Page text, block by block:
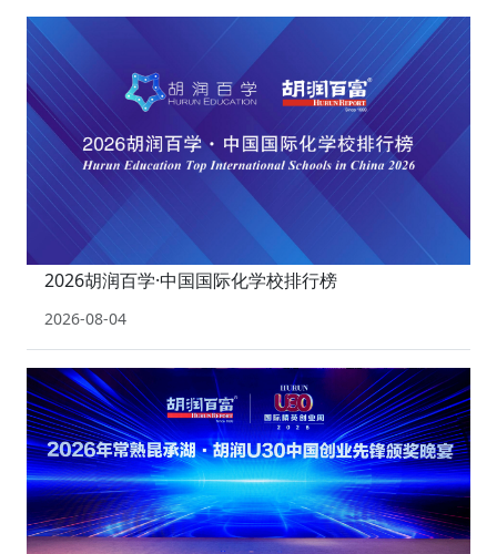
2026胡润百学·中国国际化学校排行榜
2026-08-04